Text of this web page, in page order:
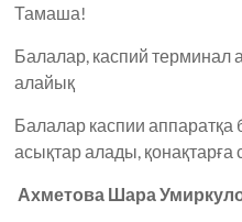
Тамаша!
Балалар, каспий терминал
алайық
Балалар каспии
асықтар алады, қонақтарға
Ахметова Шара